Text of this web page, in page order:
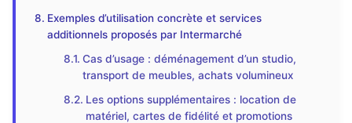
Exemples d’utilisation concrète et services
additionnels proposés par Intermarché
Cas d’usage : déménagement d’un studio,
transport de meubles, achats volumineux
Les options supplémentaires : location de
matériel, cartes de fidélité et promotions